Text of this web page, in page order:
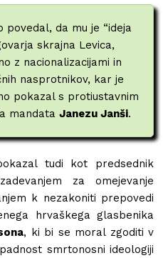
povedal, da mu je “ideja
skrajna Levica,
z nacionalizacijami in
nasprotnikov, kar je
pokazal s protiustavnim
mandata Janezu Janši.
tudi kot predsednik
za omejevanje
k nezakoniti prepovedi
hrvaškega glasbenika
, ki bi se moral zgoditi v
smrtonosni ideologiji